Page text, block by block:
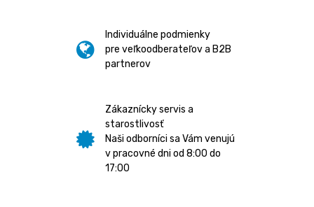
Individuálne podmienky
pre veľkoodberateľov a B2B
partnerov
Zákaznícky servis a
starostlivosť
Naši odborníci sa Vám venujú
v pracovné dni od 8:00 do
17:00